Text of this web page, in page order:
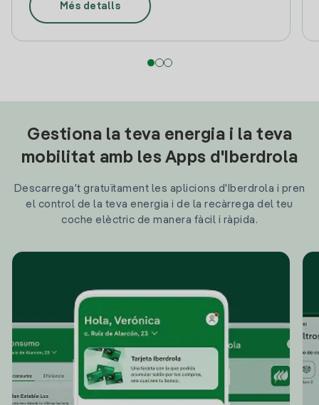
Més detalls
Gestiona la teva energia i la teva
mobilitat amb les Apps d'Iberdrola
Descarrega't gratuïtament les aplicions d'Iberdrola i pren
el control de la teva energia i de la recàrrega del teu
coche elèctric de manera fàcil i ràpida.